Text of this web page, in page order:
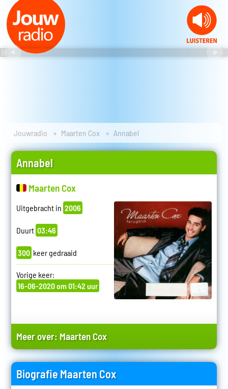
Jouwradio Maarten Cox Annabel
Annabel
Maarten Cox
Uitgebracht in 2006
Duurt 03:46
300 keer gedraaid
Vorige keer:
16-06-2020 om 01:42 uur
Meer over: Maarten Cox
Biografie Maarten Cox